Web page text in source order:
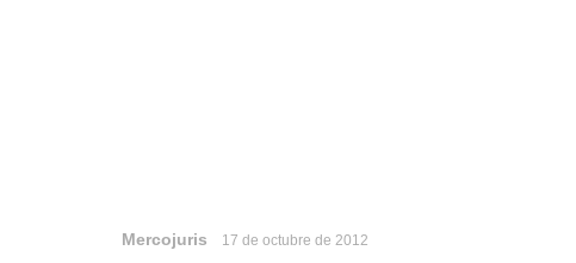
Mercojuris 17 de octubre de 2012